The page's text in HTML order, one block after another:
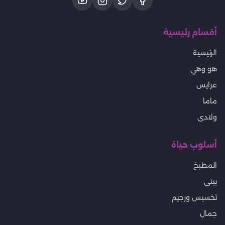
أقسام رئيسية
الرئيسية
هو وهي
عرايس
ماما
ولادى
أسلوب حياة
المطبخ
بيتى
تخسيس ورجيم
جمال